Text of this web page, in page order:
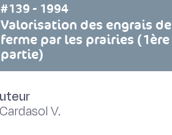
#139 - 1994
Valorisation des engrais de
ferme par les prairies (1ère
partie)
Cardasol V.